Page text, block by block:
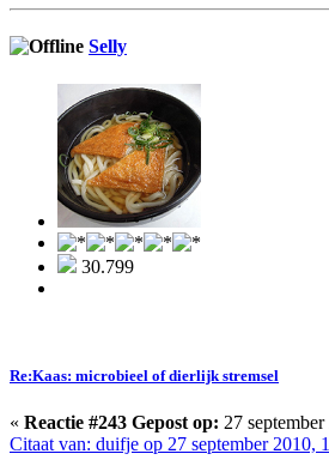
Selly
30.799
Re:Kaas: microbieel of dierlijk stremsel
« Reactie #243 Gepost op: 27
Citaat van: duifje op 27 september 2010,